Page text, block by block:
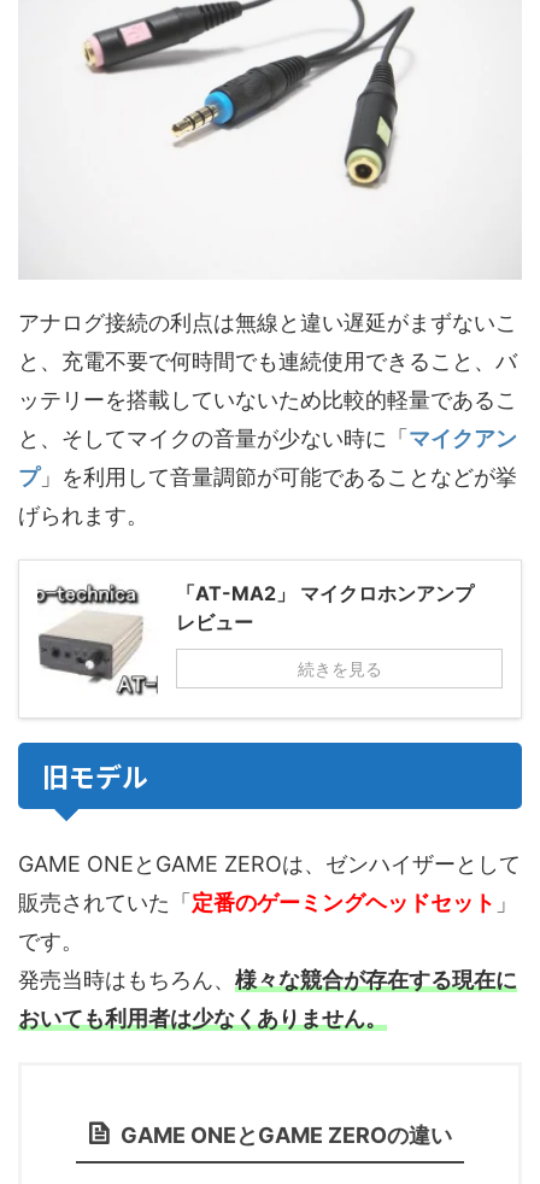
アナログ接続の利点は無線と違い遅延がまずないこ
と、充電不要で何時間でも連続使用できること、バ
ッテリーを搭載していないため比較的軽量であるこ
と、そしてマイクの音量が少ない時に「マイクアン
プ」を利用して音量調節が可能であることなどが挙
げられます。
「AT-MA2」 マイクロホンアンプ
レビュー
続きを見る
旧モデル
GAME ONEとGAME ZEROは、ゼンハイザーとして
販売されていた「定番のゲーミングヘッドセット 」
です。
発売当時はもちろん、 様々な競合が存在する現在に
おいても利用者は少なくありません。
GAME ONEとGAME ZEROの違い